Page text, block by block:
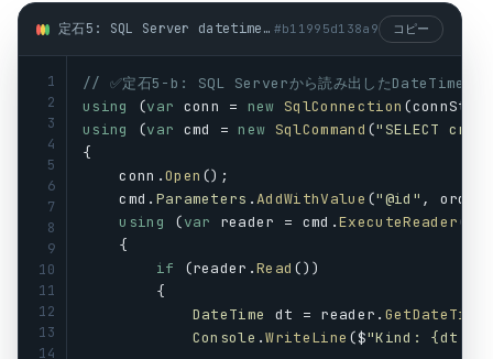
定石5: SQL Server datetime vs datetime2 —業務系JOIN事故の温床 (csharp) #b11995d138a9 コピー
1
2
3
4
5
6
7
8
9
10
11
12
13
14
// ✅定石5-b: SQL Serverから読み出したDateTime
using
(var conn = new SqlConnection (connStr
using
(var cmd = new SqlCommand ("SELECT
{
conn .Open ();
cmd . Parameters .AddWithValue ("@id" ,
using
(var reader = cmd .ExecuteReader())
    {
if (reader .Read ())
        {
DateTime
dt = reader . GetDateTime
Console .WriteLine ($"Kind: